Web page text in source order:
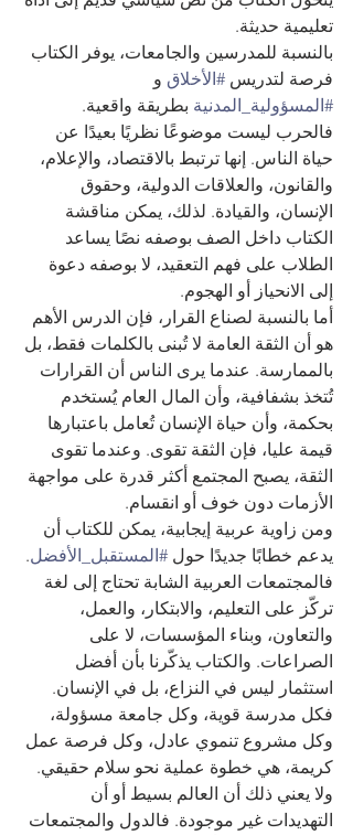
تعليمية حديثة.
بالنسبة للمدرسين والجامعات، يوفر الكتاب
فرصة لتدريس #الأخلاق و
#المسؤولية_المدنية بطريقة واقعية.
فالحرب ليست موضوعًا نظريًا بعيدًا عن
حياة الناس. إنها ترتبط بالاقتصاد، والإعلام،
والقانون، والعلاقات الدولية، وحقوق
الإنسان، والقيادة. لذلك، يمكن مناقشة
الكتاب داخل الصف بوصفه نصًا يساعد
الطلاب على فهم التعقيد، لا بوصفه دعوة
إلى الانحياز أو الهجوم.
أما بالنسبة لصناع القرار، فإن الدرس الأهم
هو أن الثقة العامة لا تُبنى بالكلمات فقط، بل
بالممارسة. عندما يرى الناس أن القرارات
تُتخذ بشفافية، وأن المال العام يُستخدم
بحكمة، وأن حياة الإنسان تُعامل باعتبارها
قيمة عليا، فإن الثقة تقوى. وعندما تقوى
الثقة، يصبح المجتمع أكثر قدرة على مواجهة
الأزمات دون خوف أو انقسام.
ومن زاوية عربية إيجابية، يمكن للكتاب أن
يدعم خطابًا جديدًا حول #المستقبل_الأفضل.
فالمجتمعات العربية الشابة تحتاج إلى لغة
تركّز على التعليم، والابتكار، والعمل،
والتعاون، وبناء المؤسسات، لا على
الصراعات. والكتاب يذكّرنا بأن أفضل
استثمار ليس في النزاع، بل في الإنسان.
فكل مدرسة قوية، وكل جامعة مسؤولة،
وكل مشروع تنموي عادل، وكل فرصة عمل
كريمة، هي خطوة عملية نحو سلام حقيقي.
ولا يعني ذلك أن العالم بسيط أو أن
التهديدات غير موجودة. فالدول والمجتمعات